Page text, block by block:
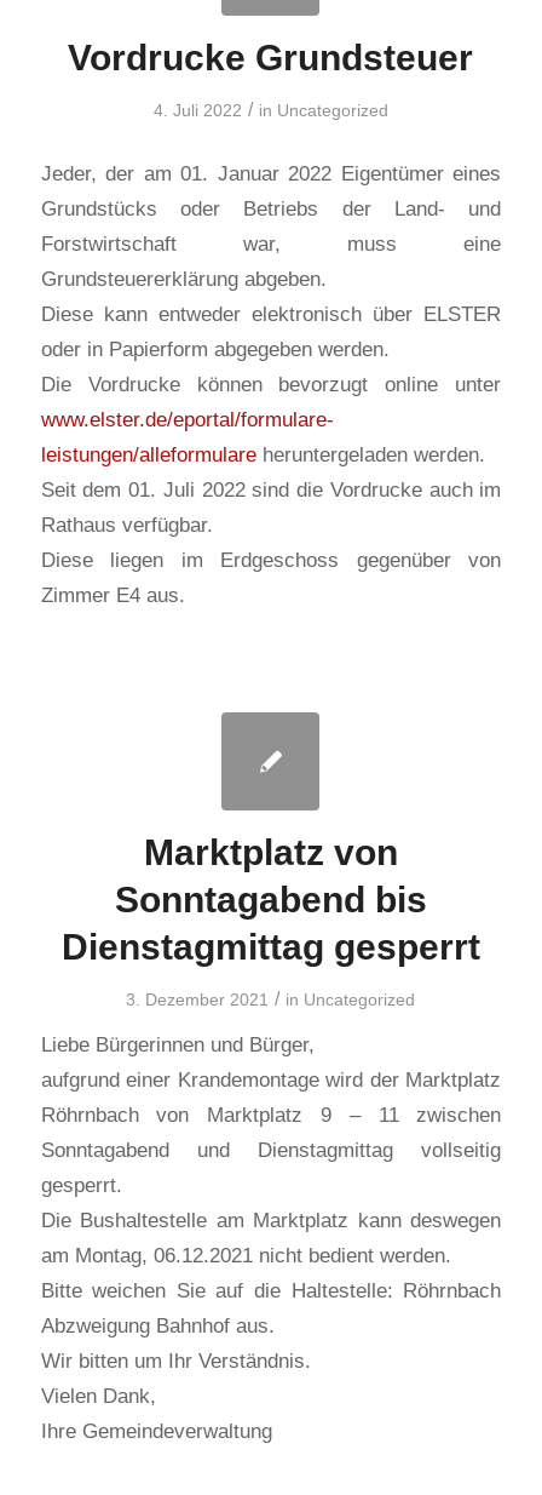
Vordrucke Grundsteuer
4. Juli 2022 / in Uncategorized
Jeder, der am 01. Januar 2022 Eigentümer eines
Grundstücks oder Betriebs der Land- und
Forstwirtschaft war, muss eine
Grundsteuererklärung abgeben.
Diese kann entweder elektronisch über ELSTER
oder in Papierform abgegeben werden.
Die Vordrucke können bevorzugt online unter
www.elster.de/eportal/formulare-
leistungen/alleformulareheruntergeladen werden.
Seit dem 01. Juli 2022 sind die Vordrucke auch im
Rathaus verfügbar.
Diese liegen im Erdgeschoss gegenüber von
Zimmer E4 aus.
Marktplatz von
Sonntagabend bis
Dienstagmittag gesperrt
3. Dezember 2021 / in Uncategorized
Liebe Bürgerinnen und Bürger,
aufgrund einer Krandemontage wird der Marktplatz
Röhrnbach von Marktplatz 9 – 11 zwischen
Sonntagabend und Dienstagmittag vollseitig
gesperrt.
Die Bushaltestelle am Marktplatz kann deswegen
am Montag, 06.12.2021 nicht bedient werden.
Bitte weichen Sie auf die Haltestelle: Röhrnbach
Abzweigung Bahnhof aus.
Wir bitten um Ihr Verständnis.
Vielen Dank,
Ihre Gemeindeverwaltung